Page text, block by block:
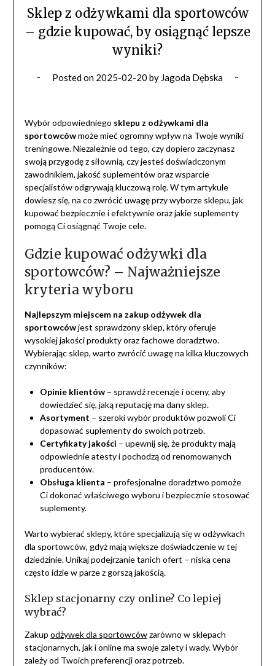
Sklep z odżywkami dla sportowców
– gdzie kupować, by osiągnąć lepsze
wyniki?
Posted on 2025-02-20 by Jagoda Dębska
Wybór odpowiedniego sklepu z odżywkami dla
sportowcówmoże mieć ogromny wpływ na Twoje wyniki
treningowe. Niezależnie od tego, czy dopiero zaczynasz
swoją przygodę z siłownią, czy jesteś doświadczonym
zawodnikiem, jakość suplementów oraz wsparcie
specjalistów odgrywają kluczową rolę. W tym artykule
dowiesz się, na co zwrócić uwagę przy wyborze sklepu, jak
kupować bezpiecznie i efektywnie oraz jakie suplementy
pomogą Ci osiągnąć Twoje cele.
Gdzie kupować odżywki dla
sportowców? – Najważniejsze
kryteria wyboru
Najlepszym miejscem na zakup odżywek dla
sportowcówjest sprawdzony sklep, który oferuje
wysokiej jakości produkty oraz fachowe doradztwo.
Wybierając sklep, warto zwrócić uwagę na kilka kluczowych
czynników:
Opinie klientów– sprawdź recenzje i oceny, aby
dowiedzieć się, jaką reputację ma dany sklep.
Asortyment – szeroki wybór produktów pozwoli Ci
dopasować suplementy do swoich potrzeb.
Certyfikaty jakości – upewnij się, że produkty mają
odpowiednie atesty i pochodzą od renomowanych
producentów.
Obsługa klienta – profesjonalne doradztwo pomoże
Ci dokonać właściwego wyboru i bezpiecznie stosować
suplementy.
Warto wybierać sklepy, które specjalizują się w odżywkach
dla sportowców, gdyż mają większe doświadczenie w tej
dziedzinie. Unikaj podejrzanie tanich ofert – niska cena
często idzie w parze z gorszą jakością.
Sklep stacjonarny czy online? Co lepiej
wybrać?
Zakup odżywek dla sportowcówzarówno w sklepach
stacjonarnych, jak i online ma swoje zalety i wady. Wybór
zależy od Twoich preferencji oraz potrzeb.